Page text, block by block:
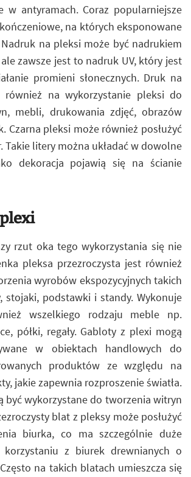
w antyramach. Coraz popularniejsze
na których eksponowane
na pleksi może być nadrukiem
zawsze jest to nadruk UV, który jest
promieni słonecznych. Druk na
również na wykorzystanie pleksi do
mebli, drukowania zdjęć, obrazów
Czarna pleksi może również posłużyć
Takie litery można układać w dowolne
dekoracja pojawią się na ścianie
rzut oka tego wykorzystania się nie
pleksa przezroczysta jest również
wyrobów ekspozycyjnych takich
stojaki, podstawki i standy. Wykonuje
wszelkiego rodzaju meble np.
półki, regały. Gabloty z plexi mogą
w obiektach handlowych do
produktów ze względu na
jakie zapewnia rozproszenie światła.
być wykorzystane do tworzenia witryn
blat z pleksy może posłużyć
biurka, co ma szczególnie duże
korzystaniu z biurek drewnianych o
na takich blatach umieszcza się